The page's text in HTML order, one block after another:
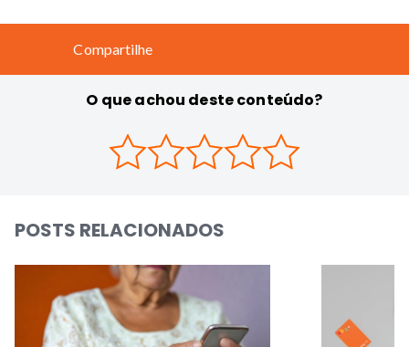
Compartilhe
O que achou deste conteúdo?
POSTS RELACIONADOS